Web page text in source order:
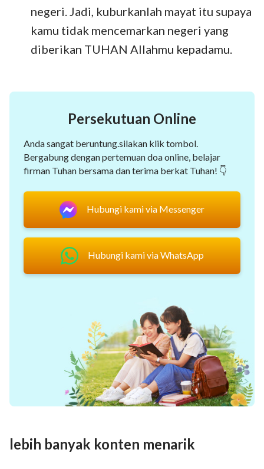
negeri. Jadi, kuburkanlah mayat itu supaya
kamu tidak mencemarkan negeri yang
diberikan TUHAN Allahmu kepadamu.
Persekutuan Online
Anda sangat beruntung.silakan klik tombol.
Bergabung dengan pertemuan doa online, belajar
firman Tuhan bersama dan terima berkat Tuhan! 👇
Hubungi kami via Messenger
Hubungi kami via WhatsApp
lebih banyak konten menarik